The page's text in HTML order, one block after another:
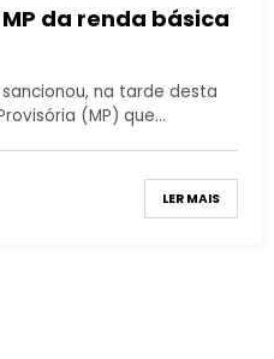
da renda básica
na tarde desta
(MP) que…
LER MAIS